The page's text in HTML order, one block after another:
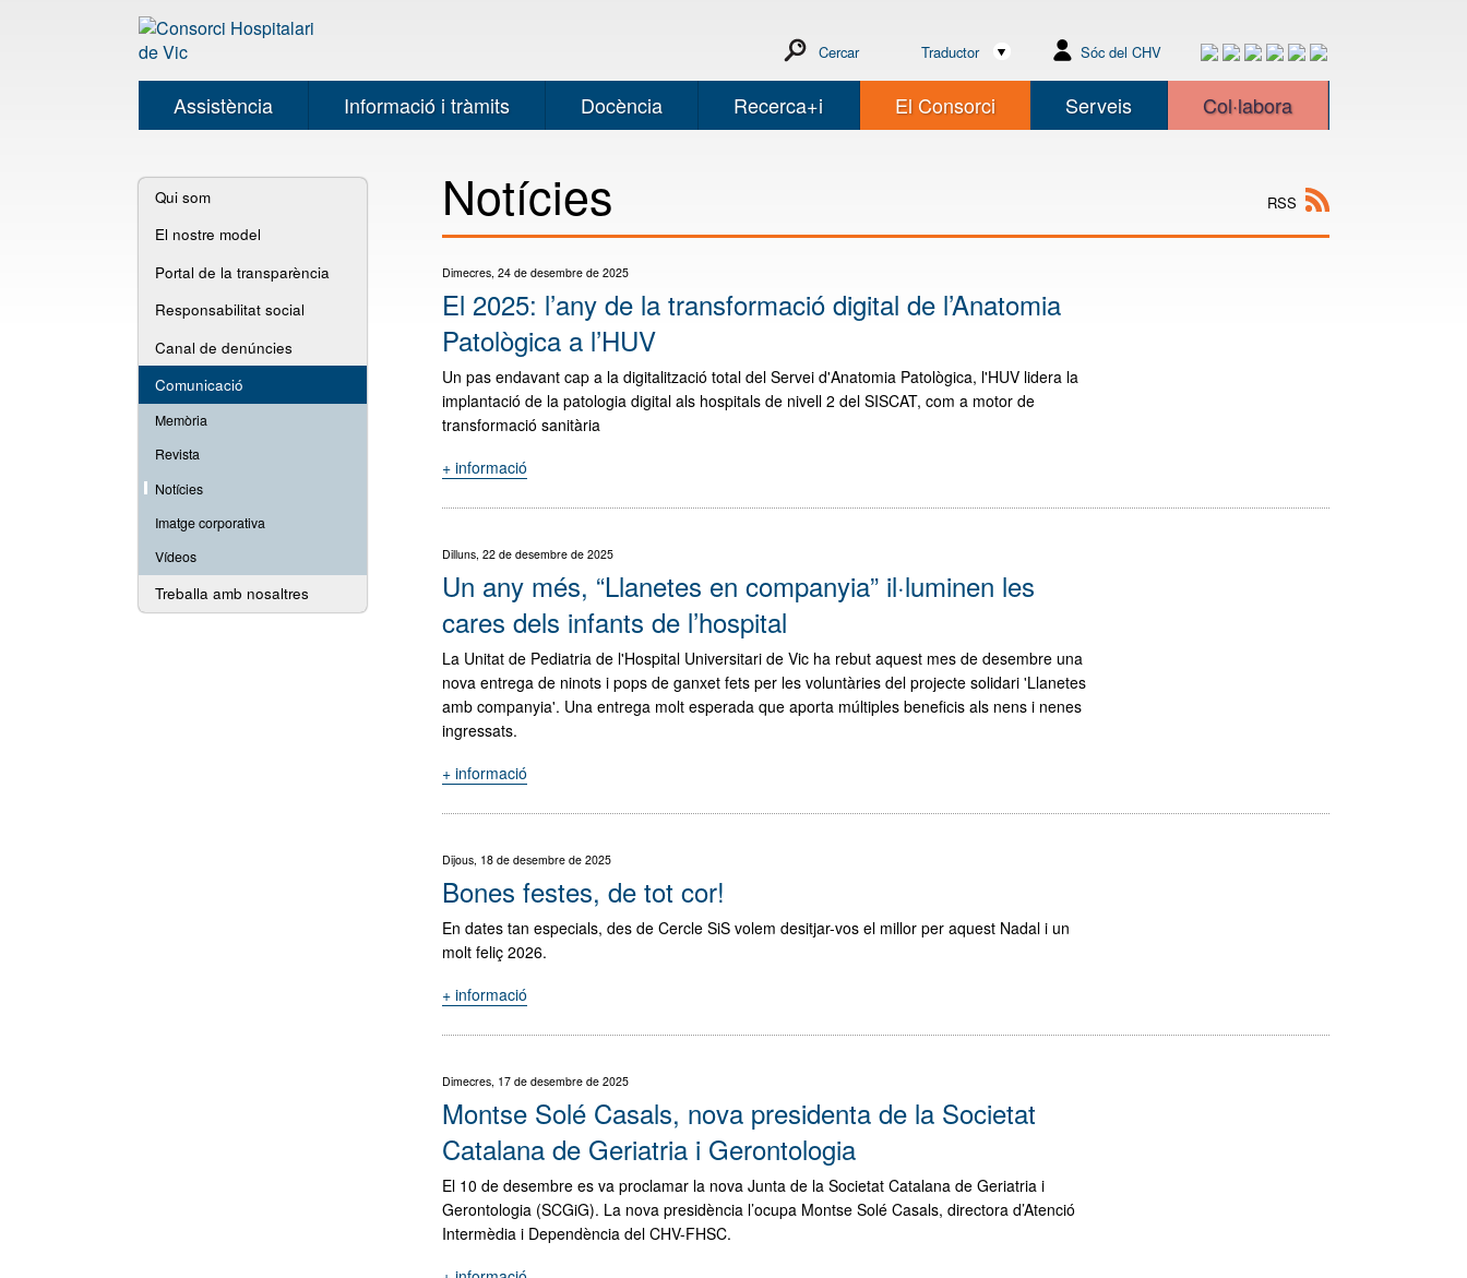
Cercar Traductor Sóc del CHV
Assistència Informació i tràmits Docència Recerca+i El Consorci Serveis Col·labora
RSS
Notícies
Dimecres, 24 de desembre de 2025
El 2025: l’any de la transformació digital de l’Anatomia
Patològica a l’HUV
Un pas endavant cap a la digitalització total del Servei d'Anatomia Patològica, l'HUV lidera la
implantació de la patologia digital als hospitals de nivell 2 del SISCAT, com a motor de
transformació sanitària
+ informació
l’any
la
transformació
digital
de
l’Anatomia
Patològica
a
Dilluns, 22 de desembre de 2025
Un any més, “Llanetes en companyia” il·luminen les
cares dels infants de l’hospital
La Unitat de Pediatria de l'Hospital Universitari de Vic ha rebut aquest mes de desembre una
nova entrega de ninots i pops de ganxet fets per les voluntàries del projecte solidari 'Llanetes
amb companyia'. Una entrega molt esperada que aporta múltiples beneficis als nens i nenes
ingressats.
+ informació
més,
en
companyia”
il·luminen
les
cares
infants
de
Dijous, 18 de desembre de 2025
Bones festes, de tot cor!
En dates tan especials, des de Cercle SiS volem desitjar-vos el millor per aquest Nadal i un
molt feliç 2026.
+ informació
de
cor!"
Dimecres, 17 de desembre de 2025
Montse Solé Casals, nova presidenta de la Societat
Catalana de Geriatria i Gerontologia
El 10 de desembre es va proclamar la nova Junta de la Societat Catalana de Geriatria i
Gerontologia (SCGiG). La nova presidència l’ocupa Montse Solé Casals, directora d’Atenció
Intermèdia i Dependència del CHV-FHSC.
Navegació
secundària
Qui som
El nostre model
Portal de la transparència
Responsabilitat social
Canal de denúncies
Comunicació
Memòria
Revista
Notícies
Imatge corporativa
Vídeos
Treballa amb nosaltres